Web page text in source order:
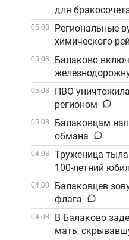
для
05.08
Региональные
химического
05.08
Балаково
Саратов
05.08
ПВО
регионом
05.08
Балаковцам
обмана
04.08
Труженица
100-летний
04.08
Балаковцев
флага
04.08
В Балаково
мать,